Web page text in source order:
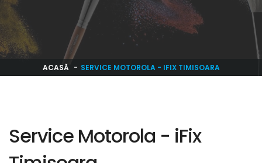
ACASĂ SERVICE MOTOROLA - IFIX TIMISOARA
Service Motorola - iFix